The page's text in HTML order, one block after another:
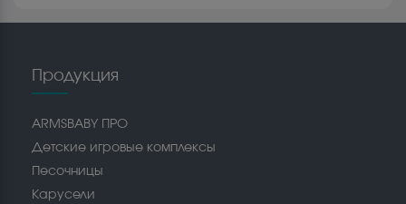
Продукция
ARMSBABY ПРО
Детские игровые комплексы
Песочницы
Карусели